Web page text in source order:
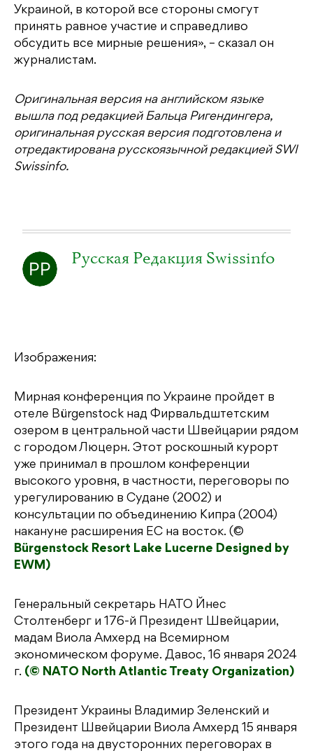
Украиной, в которой все стороны смогут
принять равное участие и справедливо
обсудить все мирные решения», – сказал он
журналистам.
Оригинальная версия на английском языке
вышла под редакцией Бальца Ригендингера,
оригинальная русская версия подготовлена и
отредактирована русскоязычной редакцией SWI
Swissinfo.
Русская Редакция Swissinfo
Изображения:
Мирная конференция по Украине пройдет в
отеле Bürgenstock над Фирвальдштетским
озером в центральной части Швейцарии рядом
с городом Люцерн. Этот роскошный курорт
уже принимал в прошлом конференции
высокого уровня, в частности, переговоры по
урегулированию в Судане (2002) и
консультации по объединению Кипра (2004)
накануне расширения ЕС на восток. (©
Bürgenstock Resort Lake Lucerne Designed by
EWM)
Генеральный секретарь НАТО Йнес
Столтенберг и 176-й Президент Швейцарии,
мадам Виола Амхерд на Всемирном
экономическом форуме. Давос, 16 января 2024
г. (© NATO North Atlantic Treaty Organization)
Президент Украины Владимир Зеленский и
Президент Швейцарии Виола Амхерд 15 января
этого года на двусторонних переговорах в